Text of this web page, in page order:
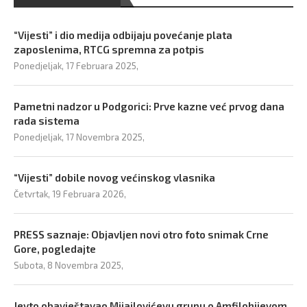
“Vijesti” i dio medija odbijaju povećanje plata
zaposlenima, RTCG spremna za potpis
Ponedjeljak, 17 Februara 2025,
Pametni nadzor u Podgorici: Prve kazne već prvog dana
rada sistema
Ponedjeljak, 17 Novembra 2025,
“Vijesti” dobile novog većinskog vlasnika
Četvrtak, 19 Februara 2026,
PRESS saznaje: Objavljen novi otro foto snimak Crne
Gore, pogledajte
Subota, 8 Novembra 2025,